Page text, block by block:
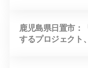
鹿児島県日置市：
するプロジェクト